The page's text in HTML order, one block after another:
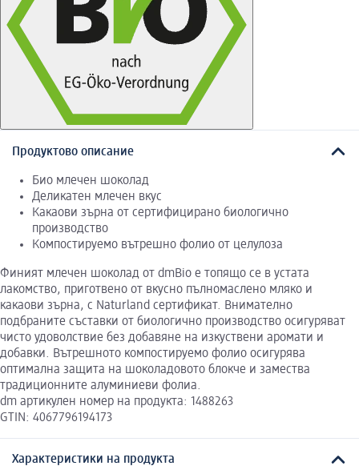
Продуктово описание
Био млечен шоколад
Деликатен млечен вкус
Какаови зърна от сертифицирано биологично
производство
Компостируемо вътрешно фолио от целулоза
Финият млечен шоколад от dmBio е топящо се в устата
лакомство, приготвено от вкусно пълномаслено мляко и
какаови зърна, с Naturland сертификат. Внимателно
подбраните съставки от биологично производство осигуряват
чисто удоволствие без добавяне на изкуствени аромати и
добавки. Вътрешното компостируемо фолио осигурява
оптимална защита на шоколадовото блокче и замества
традиционните алуминиеви фолиа.
dm артикулен номер на продукта: 1488263
GTIN: 4067796194173
Характеристики на продукта